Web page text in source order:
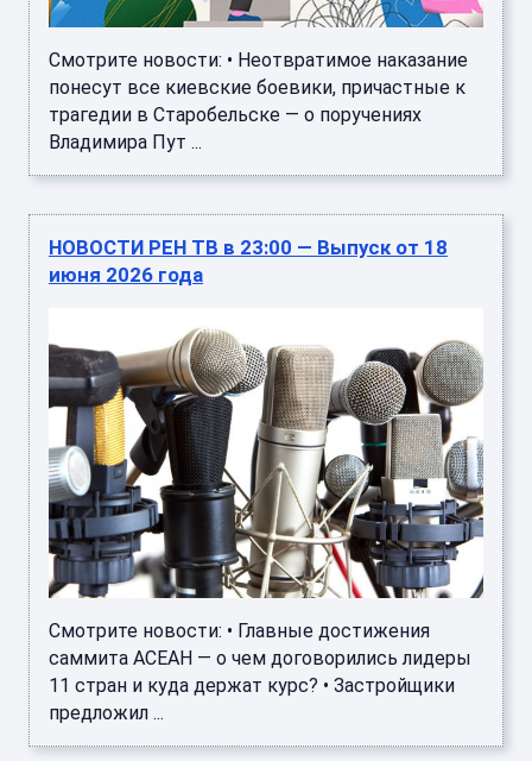
Смотрите новости: • Неотвратимое наказание
понесут все киевские боевики, причастные к
трагедии в Старобельске — о поручениях
Владимира Пут ...
НОВОСТИ РЕН ТВ в 23:00 — Выпуск от 18
июня 2026 года
Смотрите новости: • Главные достижения
саммита АСЕАН — о чем договорились лидеры
11 стран и куда держат курс? • Застройщики
предложил ...